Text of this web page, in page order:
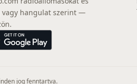
vagy hangulat szerint —
jog fenntartva.